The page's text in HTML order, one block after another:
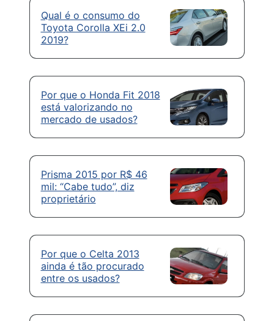
Qual é o consumo do
Toyota Corolla XEi 2.0
2019?
Por que o Honda Fit 2018
está valorizando no
mercado de usados?
Prisma 2015 por R$ 46
mil: “Cabe tudo”, diz
proprietário
Por que o Celta 2013
ainda é tão procurado
entre os usados?